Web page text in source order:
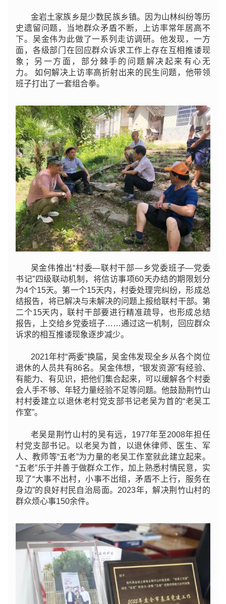
金岩土家族乡是少数民族乡镇。因为山林纠纷等历
史遗留问题，当地群众矛盾不断，
上访率常年居高不
下。吴金伟为此做了一系列走访调研。他发现，一方
面，各级部门在回应群众诉求工作上存在互相推诿现
象；另一方面，部分棘手的问题解决起来有心无
力。 如何解决 上访率高折射出来的民生问题，他带领
班子打出了一套组合拳。
吴金伟推出“村委—联村干部—乡党委班子—党委
书记”四级联动机制，将信访事项60天办结的期限划分
为4个15天。第一个15天内，村委处理完纠纷，形成总
结报告，将已解决与未解决的问题上报给联村干部。第
二个15天内，联村干部要进行精准疏导， 也形成总结
报告，上交给乡党委班子……通过这一机制，回应群众
诉求的相互推诿现象逐步减少。
2021年村“两委”换届，吴金伟发现全乡从各个岗位
退休的人员共有86名。吴金伟想，“银发资源”有经验、
有能力、有见识，把他们集合起来，可以缓解各个村委
会人手不够、年轻力量经验不足等问题。他鼓励荆竹山
村村委建立以退休老村党支部书记老吴为首的“老吴工
作室”。
老吴是荆竹山村的吴有远，1977年至2008年担任
村党支部书记。以老吴为首，以退休律师、医生、军
人、教师等“五老”为力量的老吴工作室就此建立起来。
“五老”乐于并善于做群众工作，加上熟悉村情民意，实
现了“大事不出村，小事不出组，矛盾不上行，服务在
身边”的良好村民自治局面。2023年，解决荆竹山村的
群众烦心事150余件。